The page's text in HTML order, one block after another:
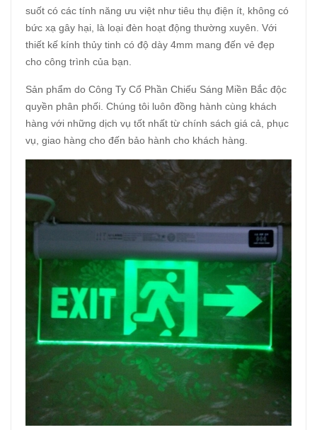
suốt có các tính năng ưu việt như tiêu thụ điện ít, không có
bức xạ gây hại, là loại đèn hoạt động thường xuyên. Với
thiết kế kính thủy tinh có độ dày 4mm mang đến vẻ đẹp
cho công trình của bạn.
Sản phẩm do Công Ty Cổ Phần Chiếu Sáng Miền Bắc độc
quyền phân phối. Chúng tôi luôn đồng hành cùng khách
hàng với những dịch vụ tốt nhất từ chính sách giá cả, phục
vụ, giao hàng cho đến bảo hành cho khách hàng.